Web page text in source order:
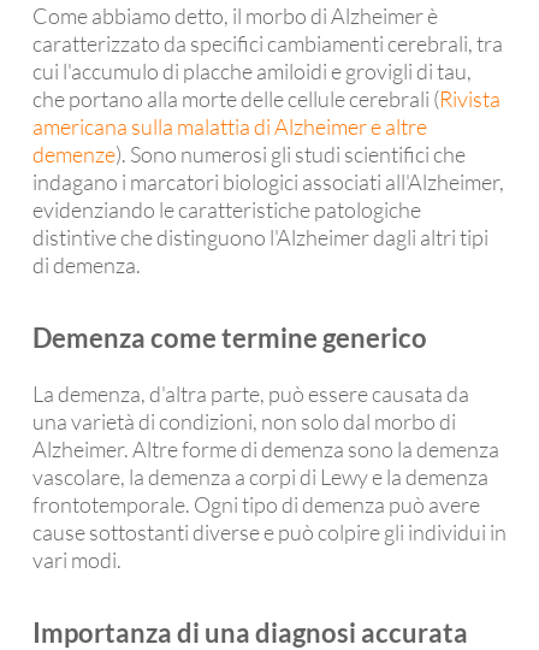
Come abbiamo detto, il morbo di Alzheimer è
caratterizzato da specifici cambiamenti cerebrali, tra
cui l'accumulo di placche amiloidi e grovigli di tau,
che portano alla morte delle cellule cerebrali (Rivista
americana sulla malattia di Alzheimer e altre
demenze). Sono numerosi gli studi scientifici che
indagano i marcatori biologici associati all'Alzheimer,
evidenziando le caratteristiche patologiche
distintive che distinguono l'Alzheimer dagli altri tipi
di demenza.
Demenza come termine generico
La demenza, d'altra parte, può essere causata da
una varietà di condizioni, non solo dal morbo di
Alzheimer. Altre forme di demenza sono la demenza
vascolare, la demenza a corpi di Lewy e la demenza
frontotemporale. Ogni tipo di demenza può avere
cause sottostanti diverse e può colpire gli individui in
vari modi.
Importanza di una diagnosi accurata